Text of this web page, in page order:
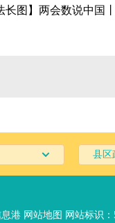
长图】两会数说中国
县区
港 网站地图 网站标识：